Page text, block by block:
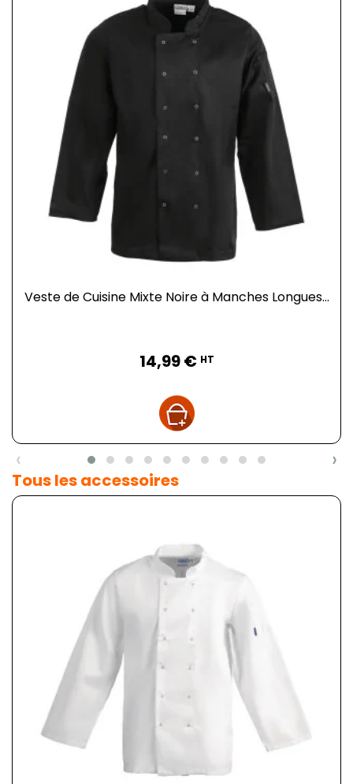
Veste de Cuisine Mixte Noire à Manches Longues...
14,99 € HT
‹ ›
Tous les accessoires